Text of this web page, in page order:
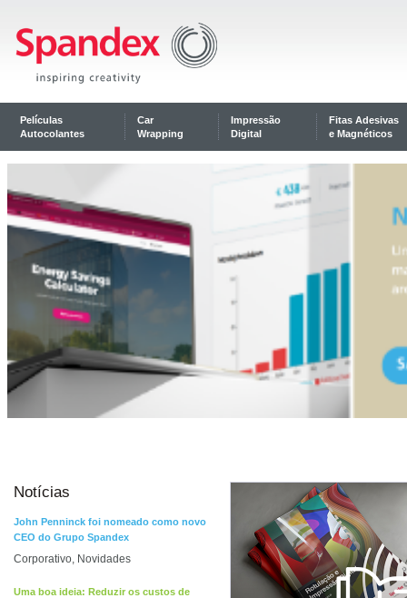
Películas
Autocolantes
Car
Wrapping
Impressão
Digital
Fitas Adesivas
e Magnéticos
Notícias
John Penninck foi nomeado como novo
CEO do Grupo Spandex
Corporativo, Novidades
Uma boa ideia: Reduzir os custos de